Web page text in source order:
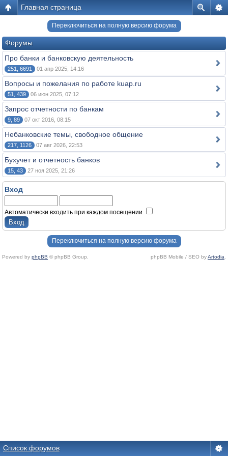
Главная страница
Переключиться на полную версию форума
Форумы
Про банки и банковскую деятельность
251, 6691 01 апр 2025, 14:16
Вопросы и пожелания по работе kuap.ru
51, 439 06 июн 2025, 07:12
Запрос отчетности по банкам
9, 89 07 окт 2016, 08:15
Небанковские темы, свободное общение
217, 1126 07 авг 2026, 22:53
Бухучет и отчетность банков
15, 43 27 ноя 2025, 21:26
Вход
Автоматически входить при каждом посещении
Переключиться на полную версию форума
Powered by phpBB © phpBB Group. phpBB Mobile / SEO byArtodia
Список форумов